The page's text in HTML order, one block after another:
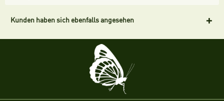
Kunden haben sich ebenfalls angesehen